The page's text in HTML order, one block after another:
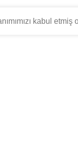
kabul etmiş